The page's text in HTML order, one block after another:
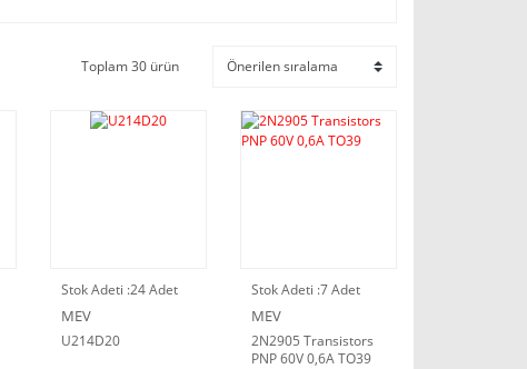
Toplam 30 ürün
Stok Adeti :24 Adet
MEV
U214D20
Stok Adeti :7 Adet
MEV
2N2905 Transistors
PNP 60V 0,6A TO39